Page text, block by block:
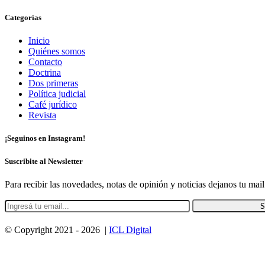
Categorías
Inicio
Quiénes somos
Contacto
Doctrina
Dos primeras
Política judicial
Café jurídico
Revista
¡Seguinos en Instagram!
Suscribite al Newsletter
Para recibir las novedades, notas de opinión y noticias dejanos tu
© Copyright 2021 - 2026 | ICL Digital